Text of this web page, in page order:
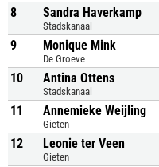
8 Sandra Haverkamp
Stadskanaal
9 Monique Mink
De Groeve
10 Antina Ottens
Stadskanaal
11 Annemieke Weijling
Gieten
12 Leonie ter Veen
Gieten